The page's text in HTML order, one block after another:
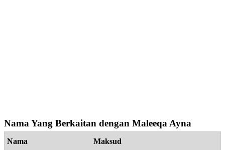
Nama Yang Berkaitan dengan Maleeqa Ayna
Nama Maksud